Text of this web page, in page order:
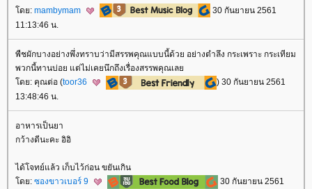
ดย: mambymam
30 กันยายน 2561
11:13:46 น.
พืชผักบางอย่างพึ่งทราบว่ามีสรรพคุณแบบนี้ด้วย อย่างตำลึง กระเพราะ กระเทียม
พวกนี้ทานบ่อย แต่ไม่เคยนึกถึงเรื่องสรรพคุณเล
ดย: คุณต่อ (toor36
) 30 กันยายน 2561
13:48:46 น.
อาหารเป็นยา
กว้างดีนะคะ อิอิ
ได้โจทย์แล้ว เก็บไว้ก่อน ขยันเกิน
ดย: ซองขาวเบอร์ 9
30 กันยายน 2561